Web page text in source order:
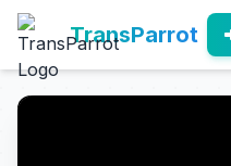
TransParrot